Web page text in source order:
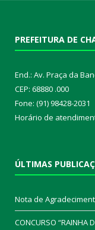
PREFEITURA DE
End.: Av. Praça da
CEP: 68880 .000
Fone: (91) 98428-2031
Horário de
ÚLTIMAS
Nota de
CONCURSO “RAINHA